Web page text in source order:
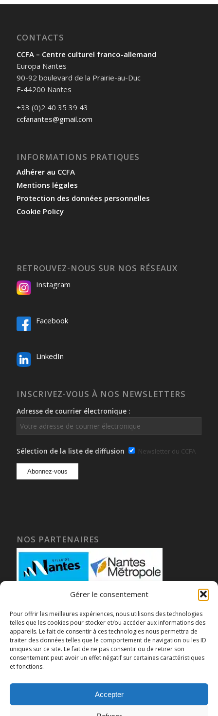
Gérer le consentement
Pour offrir les meilleures expériences, nous utilisons des technologies
telles que les cookies pour stocker et/ou accéder aux informations des
appareils. Le fait de consentir à ces technologies nous permettra de
traiter des données telles que le comportement de navigation ou les ID
uniques sur ce site. Le fait de ne pas consentir ou de retirer son
consentement peut avoir un effet négatif sur certaines caractéristiques
et fonctions.
Accepter
CONTACTS
CCFA – Centre culturel franco-allemand
Europa Nantes
90-92 boulevard de la Prairie-au-Duc
F-44200 Nantes
+33 (0)2 40 35 39 43
ccfanantes@gmail.com
INFORMATIONS PRATIQUES
Adhérer au CCFA
Mentions légales
Protection des données personnelles
Cookie Policy
RETROUVEZ-NOUS SUR NOS RÉSEAUX
Instagram
Facebook
LinkedIn
INSCRIVEZ-VOUS À NOS NEWSLETTERS
Adresse de courrier électronique :
Sélection de la liste de diffusion Newsletter du CCFA
NOS PARTENAIRES